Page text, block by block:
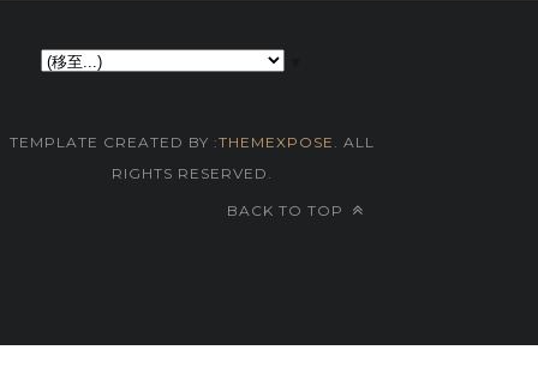
TEMPLATE CREATED BY :THEMEXPOSE . ALL
RIGHTS RESERVED.
BACK TO TOP